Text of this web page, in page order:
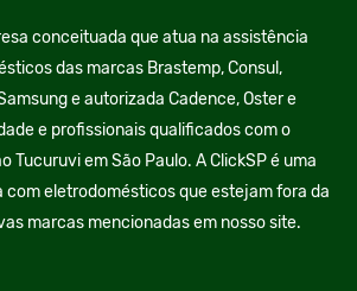
conceituada que atua na assistência
das marcas Brastemp, Consul,
e autorizada Cadence, Oster e
e profissionais qualificados com o
Tucuruvi em São Paulo. A ClickSP é uma
com eletrodomésticos que estejam fora da
marcas mencionadas em nosso site.